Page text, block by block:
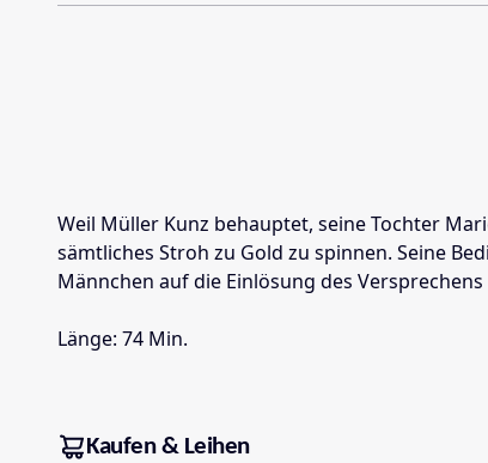
Weil Müller Kunz behauptet, seine Tochter
sämtliches Stroh zu Gold zu spinnen. Seine
Männchen auf die Einlösung des Versprechens
Länge: 74 Min.
Kaufen & Leihen